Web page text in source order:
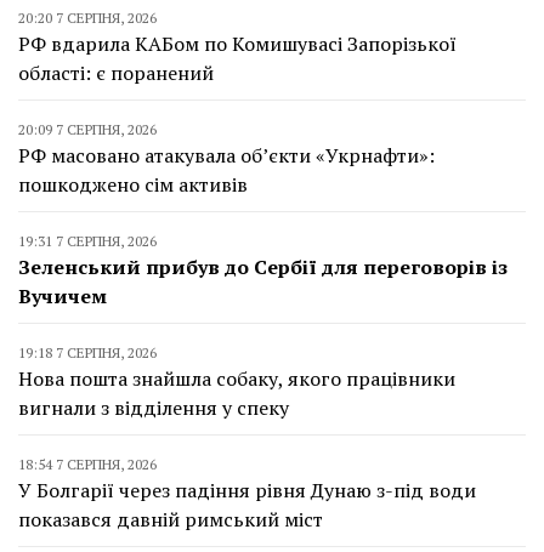
20:20 7 СЕРПНЯ, 2026
РФ вдарила КАБом по Комишувасі Запорізької
області: є поранений
20:09 7 СЕРПНЯ, 2026
РФ масовано атакувала об’єкти «Укрнафти»:
пошкоджено сім активів
19:31 7 СЕРПНЯ, 2026
Зеленський прибув до Сербії для переговорів із
Вучичем
19:18 7 СЕРПНЯ, 2026
Нова пошта знайшла собаку, якого працівники
вигнали з відділення у спеку
18:54 7 СЕРПНЯ, 2026
У Болгарії через падіння рівня Дунаю з-під води
показався давній римський міст